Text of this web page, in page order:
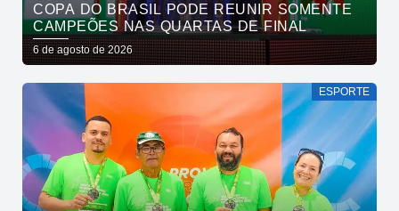
COPA DO BRASIL PODE REUNIR SOMENTE
CAMPEÕES NAS QUARTAS DE FINAL
6 de agosto de 2026
ESPORTE